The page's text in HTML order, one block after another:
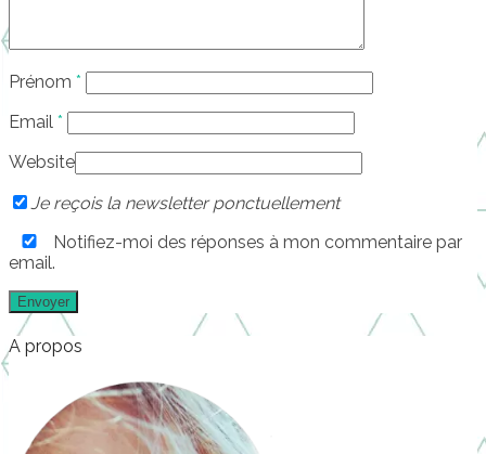
Prénom *
Email *
Website
Je reçois la newsletter ponctuellement
Notifiez-moi des réponses à mon commentaire par
email.
A propos